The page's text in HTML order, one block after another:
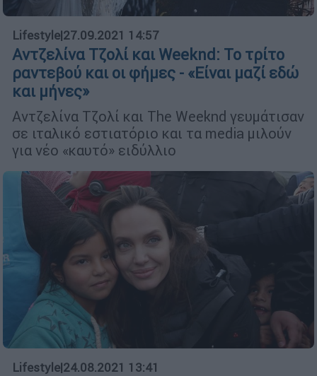
Lifestyle|27.09.2021 14:57
Αντζελίνα Τζολί και Weeknd: Το τρίτο
ραντεβού και οι φήμες - «Είναι μαζί εδώ
και μήνες»
Αντζελίνα Τζολί και The Weeknd γευμάτισαν
σε ιταλικό εστιατόριο και τα media μιλούν
για νέο «καυτό» ειδύλλιο
Lifestyle|24.08.2021 13:41